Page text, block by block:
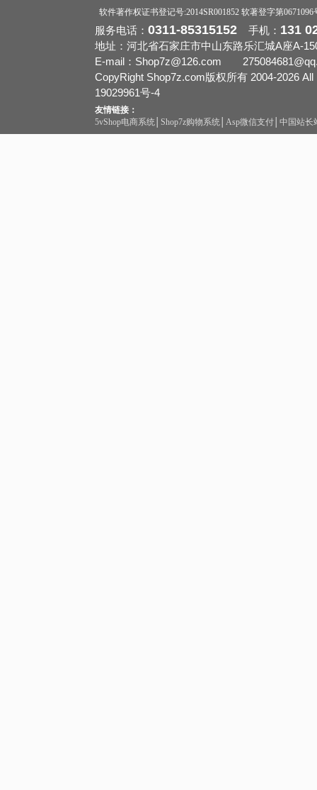
软件著作权证书登记号:2014SR001852 软著登字第0671096
服务电话： 0311-85315152 手机： 131
地址：河北省石家庄市中山东路乐汇城A座A-
E-mail：Shop7z@126.com
CopyRight Shop7z.com版权所有 2004-2026
19029961号-4
友情链接：
5vShop电商系统
Shop7z购物系统 Asp微信支付 中国站长